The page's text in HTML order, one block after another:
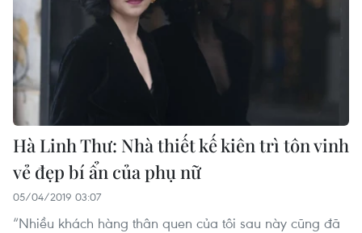
Hà Linh Thư: Nhà thiết kế kiên trì tôn vinh
vẻ đẹp bí ẩn của phụ nữ
05/04/2019 03:07
“Nhiều khách hàng thân quen của tôi sau này cũng đã